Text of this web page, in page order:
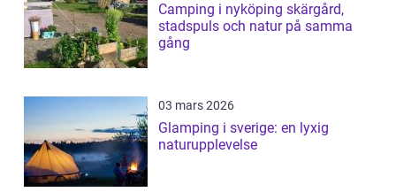
Camping i nyköping skärgård,
stadspuls och natur på samma
gång
03 mars 2026
Glamping i sverige: en lyxig
naturupplevelse